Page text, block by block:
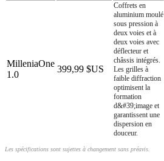
MilleniaOne
1.0
399,99 $US
Coffrets en
aluminium moulé
sous pression à
deux voies et à
deux voies avec
déflecteur et
châssis intégrés.
Les grilles à
faible diffraction
optimisent la
formation
d&#39;image et
garantissent une
dispersion en
douceur.
Les spécifications sont sujettes à changement sans préavis.